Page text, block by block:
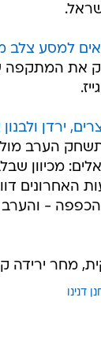
למסע צלב
את המתקפה
ירדן ולבנון
הערב מול
מכיוון
- והערב
מחר ירידה
דנינו